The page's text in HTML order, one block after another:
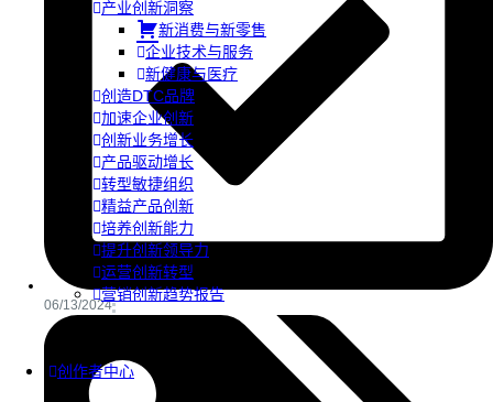
产业创新洞察
新消费与新零售
企业技术与服务
新健康与医疗
创造DTC品牌
加速企业创新
创新业务增长
产品驱动增长
转型敏捷组织
精益产品创新
培养创新能力
提升创新领导力
运营创新转型
营销创新趋势报告
创作者中心
06/13/2024